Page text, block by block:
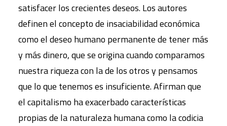
satisfacer los crecientes deseos. Los autores
definen el concepto de insaciabilidad económica
como el deseo humano permanente de tener más
y más dinero, que se origina cuando comparamos
nuestra riqueza con la de los otros y pensamos
que lo que tenemos es insuficiente. Afirman que
el capitalismo ha exacerbado características
propias de la naturaleza humana como la codicia